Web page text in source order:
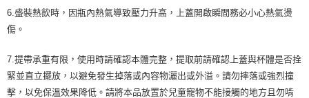
6.盛裝熱飲時，因瓶內熱氣導致壓力升高，上蓋開啟瞬間務必小心熱氣燙
傷。
7.提帶承重有限，使用時請確認本體完整，提取前請確認上蓋與杯體是否拴
緊並直立擺放，以避免發生掉落或內容物灑出或外溢。請勿摔落或強烈撞
擊，以免保溫效果降低。請將本品放置於兒童寵物不能接觸的地方且勿啃